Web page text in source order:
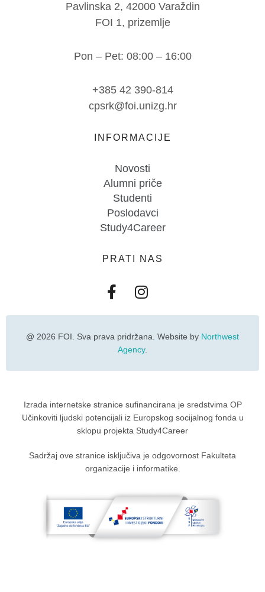
Pavlinska 2, 42000 Varaždin
FOI 1, prizemlje
Pon – Pet: 08:00 – 16:00
+385 42 390-814
cpsrk@foi.unizg.hr
INFORMACIJE
Novosti
Alumni priče
Studenti
Poslodavci
Study4Career
PRATI NAS
@ 2026 FOI. Sva prava pridržana. Website by Northwest
Agency.
Izrada internetske stranice sufinancirana je sredstvima OP
Učinkoviti ljudski potencijali iz Europskog socijalnog fonda u
sklopu projekta Study4Career
Sadržaj ove stranice isključiva je odgovornost Fakulteta
organizacije i informatike.